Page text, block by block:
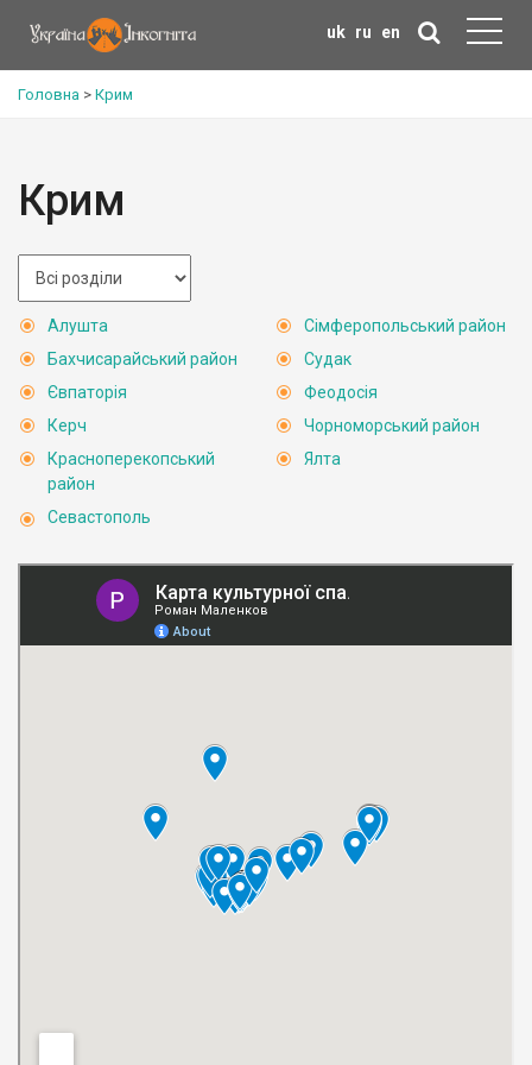
uk ru en
Головна > Крим
Крим
Алушта
Бахчисарайський район
Євпаторія
Керч
Красноперекопський
район
Севастополь
Сімферопольський район
Судак
Феодосія
Чорноморський район
Ялта